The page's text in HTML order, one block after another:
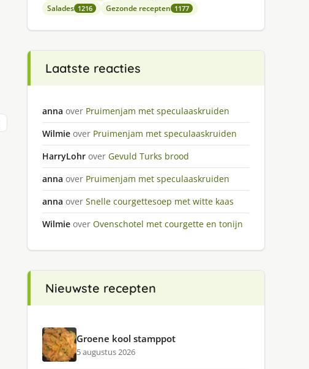
Salades 1216 Gezonde recepten 1177
Laatste reacties
anna over Pruimenjam met speculaaskruiden
Wilmie over Pruimenjam met speculaaskruiden
HarryLohr over Gevuld Turks brood
anna over Pruimenjam met speculaaskruiden
anna over Snelle courgettesoep met witte kaas
Wilmie over Ovenschotel met courgette en tonijn
Nieuwste recepten
Groene kool stamppot
5 augustus 2026